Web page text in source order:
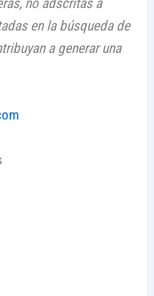
en la búsqueda de
a generar una